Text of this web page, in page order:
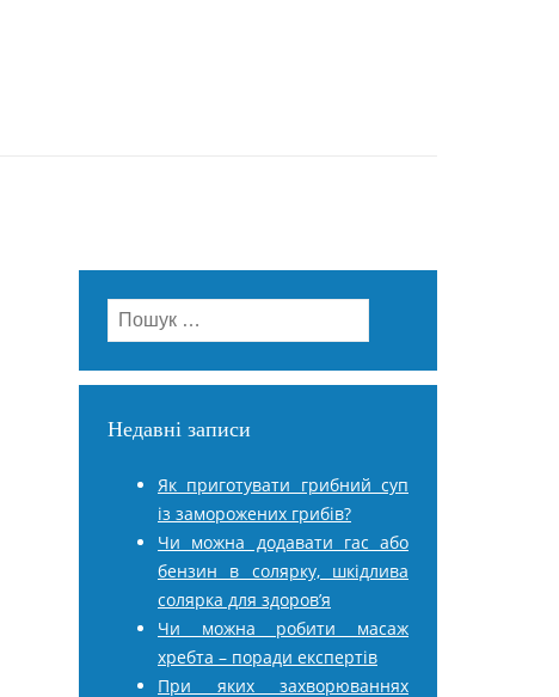
Пошук:
Недавні записи
Як приготувати грибний суп
із заморожених грибів?
Чи можна додавати гас або
бензин в солярку, шкідлива
солярка для здоров’я
Чи можна робити масаж
хребта – поради експертів
При яких захворюваннях